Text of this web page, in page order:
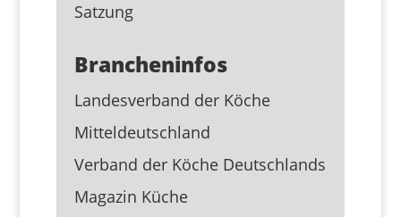
Satzung
Brancheninfos
Landesverband der Köche
Mitteldeutschland
Verband der Köche Deutschlands
Magazin Küche